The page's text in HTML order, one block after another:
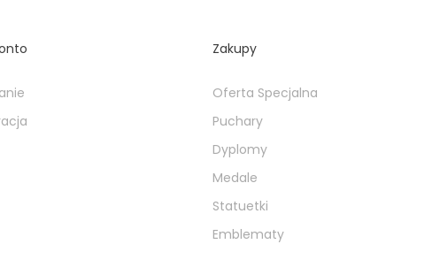
Zakupy
Oferta Specjalna
Puchary
Dyplomy
Medale
Statuetki
Emblematy